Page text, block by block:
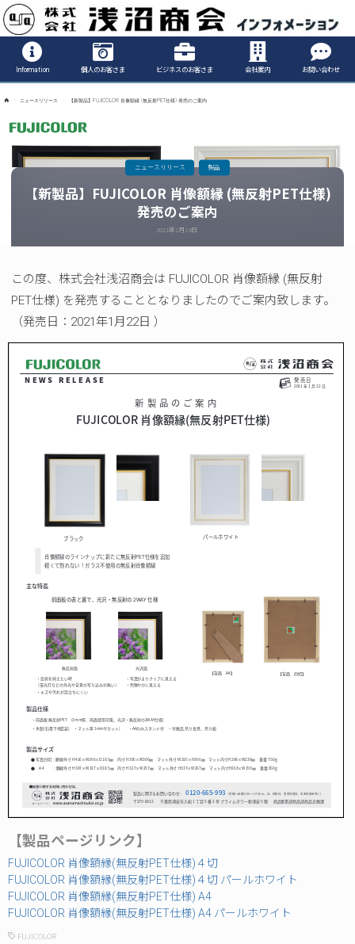
Information
Information 個人のお客さま ビジネスのお客さま 会社案内 お問い合わせ
ニュースリリース 【新製品】FUJICOLOR 肖像額縁 (無反射PET仕様) 発売のご案内
【新製品】FUJICOLOR 肖像額縁 (無反射PET仕様)
発売のご案内
2021年1月14日
ニュースリリース 製品
この度、株式会社浅沼商会は FUJICOLOR 肖像額縁 (無反射
PET仕様) を発売することとなりましたのでご案内致します。
（発売日：2021年1月22日 ）
【製品ページリンク】
FUJICOLOR 肖像額縁(無反射PET仕様)４切
FUJICOLOR 肖像額縁(無反射PET仕様)４切 パールホワイト
FUJICOLOR 肖像額縁(無反射PET仕様) A4
FUJICOLOR 肖像額縁(無反射PET仕様) A4 パールホワイト
FUJICOLOR